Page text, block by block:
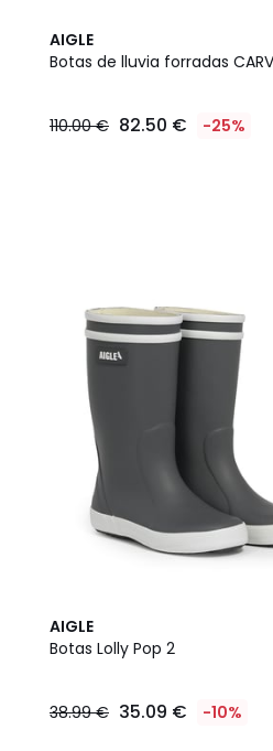
AIGLE
Botas de lluvia forradas
€
aplicado.
110.00 € 82.50 € -25%
AIGLE
Botas Lolly Pop 2
38.99 € 35.09 € -10%